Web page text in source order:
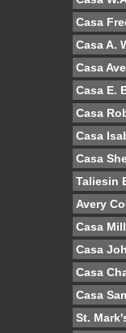
Casa
Casa A.
Casa
Casa E.
Casa
Casa
Casa
Taliesin
Avery
Casa
Casa
Casa
Casa
St.